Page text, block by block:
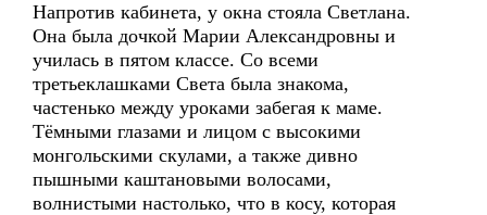
Напротив кабинета, у окна стояла Светлана.
Она была дочкой Марии Александровны и
училась в пятом классе. Со всеми
третьеклашками Света была знакома,
частенько между уроками забегая к маме.
Тёмными глазами и лицом с высокими
монгольскими скулами, а также дивно
пышными каштановыми волосами,
волнистыми настолько, что в косу, которая